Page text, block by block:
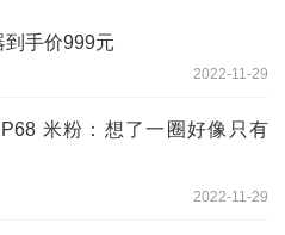
到手价999元
2022-11-29
米粉：想了一圈好像只有
2022-11-29